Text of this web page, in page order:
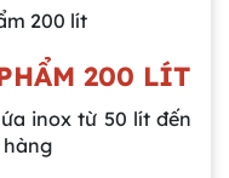
200 lít
200 LÍT
inox từ 50 lít đến
hàng